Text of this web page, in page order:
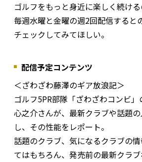
ゴルフをもっと身近に楽しく続け
毎週水曜と金曜の週2回配信すると
チェックしてみてほしい。
配信予定コンテンツ
＜ざわざわ藤澤のギア放浪記＞
ゴルフ5PR部隊「ざわざわコンビ
心之介さんが、最新クラブや話題
し、その性能をレポート。
話題のクラブ、気になるクラブの
てはもちろん、発売前の最新クラ